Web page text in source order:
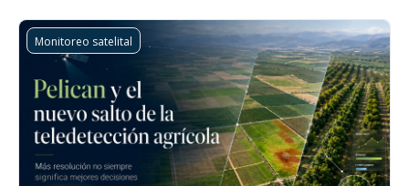
Cerezos
Arándanos
Nogales
Tabaco
Monitoreo satelital